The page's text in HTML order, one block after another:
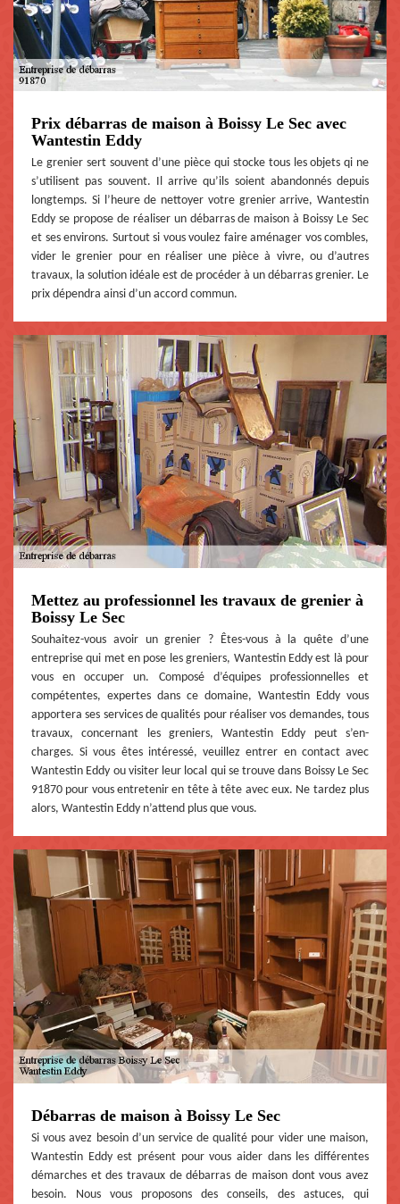
Prix débarras de maison à Boissy Le Sec avec
Wantestin Eddy
Le grenier sert souvent d’une pièce qui stocke tous les objets qi ne
s’utilisent pas souvent. Il arrive qu’ils soient abandonnés depuis
longtemps. Si l’heure de nettoyer votre grenier arrive, Wantestin
Eddy se propose de réaliser un débarras de maison à Boissy Le Sec
et ses environs. Surtout si vous voulez faire aménager vos combles,
vider le grenier pour en réaliser une pièce à vivre, ou d’autres
travaux, la solution idéale est de procéder à un débarras grenier. Le
prix dépendra ainsi d’un accord commun.
Mettez au professionnel les travaux de grenier à
Boissy Le Sec
Souhaitez-vous avoir un grenier ? Êtes-vous à la quête d’une
entreprise qui met en pose les greniers, Wantestin Eddy est là pour
vous en occuper un. Composé d’équipes professionnelles et
compétentes, expertes dans ce domaine, Wantestin Eddy vous
apportera ses services de qualités pour réaliser vos demandes, tous
travaux, concernant les greniers, Wantestin Eddy peut s’en-
charges. Si vous êtes intéressé, veuillez entrer en contact avec
Wantestin Eddy ou visiter leur local qui se trouve dans Boissy Le Sec
91870 pour vous entretenir en tête à tête avec eux. Ne tardez plus
alors, Wantestin Eddy n’attend plus que vous.
Débarras de maison à Boissy Le Sec
Si vous avez besoin d’un service de qualité pour vider une maison,
Wantestin Eddy est présent pour vous aider dans les différentes
démarches et des travaux de débarras de maison dont vous avez
besoin. Nous vous proposons des conseils, des astuces, qui